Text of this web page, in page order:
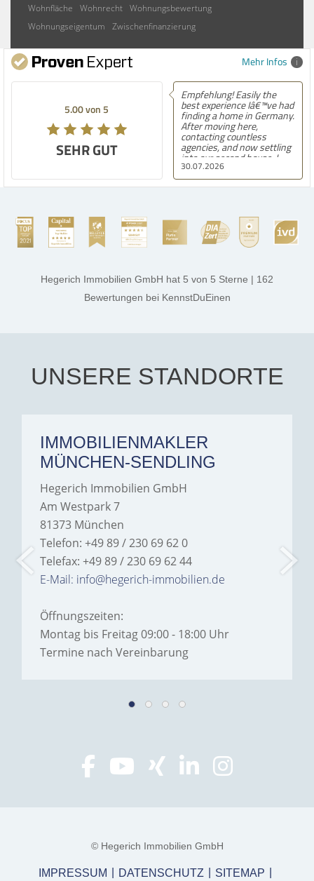
Wohnfläche
Wohnrecht Wohnungsbewertung
Wohnungseigentum
Zwischenfinanzierung
Mehr Infos
5.00 von 5
SEHR GUT
30.07.2026
Empfehlung! Easily the
best experience Iâ€™ve had
finding a home in Germany.
After moving here,
contacting countless
agencies, and now settling
into our second house, I
know firsthand how
challenging and
overwhelming the German
stands out far above the
rest. They made the entire
process smooth,
thanks, and a huge part of
the credit goes to Amelie
Jamrowâ€”she was
exceptionally professional,
Hegerich Immobilien to
anyone looking for a home.
Hegerich Immobilien GmbH hat 5 von 5 Sterne | 162
Bewertungen bei KennstDuEinen
UNSERE STANDORTE
IMMOBILIENMAKLER
MÜNCHEN-SENDLING
Hegerich Immobilien GmbH
Am Westpark 7
81373 München
Telefon: +49 89 / 230 69 62 0
Telefax: +49 89 / 230 69 62 44
E-Mail: info@hegerich-immobilien.de
Öffnungszeiten:
Montag bis Freitag 09:00 - 18:00 Uhr
Termine nach Vereinbarung
© Hegerich Immobilien GmbH
IMPRESSUM DATENSCHUTZ SITEMAP